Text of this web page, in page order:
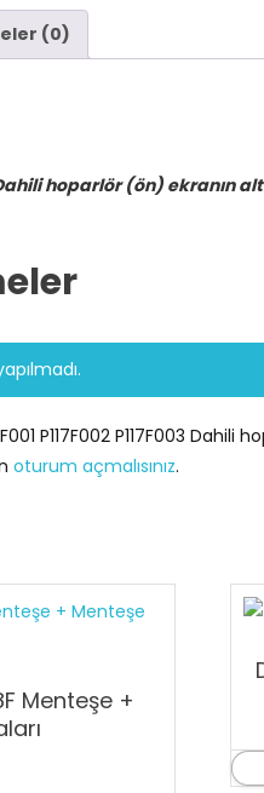
(0)
Dahili hoparlör (ön) ekranın
P117F002 P117F003
oturum açmalısınız.
Menteşe +